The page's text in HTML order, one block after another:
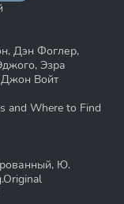
Дэн Фоглер,
Эзра
Войт
and Where to Find
Ю.